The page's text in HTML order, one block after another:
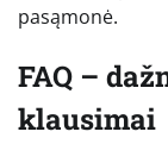
pasąmonė.
FAQ –
klausimai